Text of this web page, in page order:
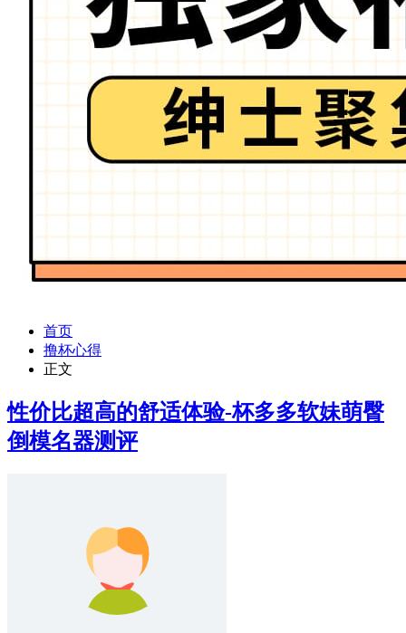
首页
撸杯心得
正文
性价比超高的舒适体验-杯多多软妹萌臀
倒模名器测评